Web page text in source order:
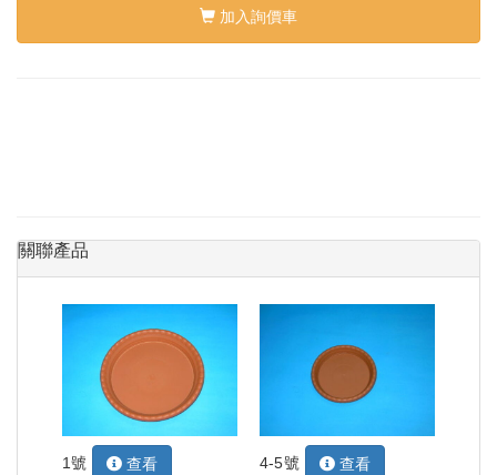
加入詢價車
關聯產品
1號 查看 4-5號 查看